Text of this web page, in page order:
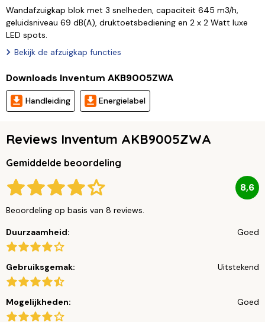
Wandafzuigkap blok met 3 snelheden, capaciteit 645 m3/h,
geluidsniveau 69 dB(A), druktoetsbediening en 2 x 2 Watt luxe
LED spots.
Bekijk de afzuigkap functies
Downloads Inventum AKB9005ZWA
Handleiding Energielabel
Reviews Inventum AKB9005ZWA
Gemiddelde beoordeling
8,6
Beoordeling op basis van 8 reviews.
Duurzaamheid: Goed
Gebruiksgemak: Uitstekend
Mogelijkheden: Goed